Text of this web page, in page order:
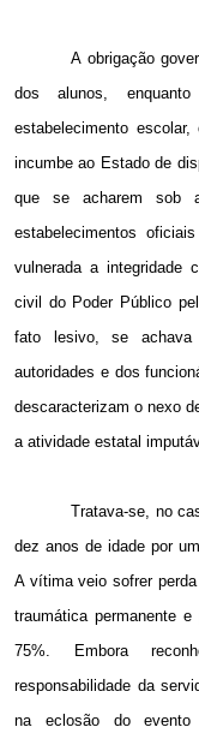
A obrigação
dos alunos,
estabelecimento
incumbe ao Estado de
que se acharem sob
estabelecimentos
vulnerada a integridade
civil do Poder Público
fato lesivo, se
autoridades e dos
descaracterizam o nexo
a atividade estatal
Tratava-se, no
dez anos de idade por
A vítima veio sofrer
traumática permanente
75%. Embora
responsabilidade da
na eclosão do evento